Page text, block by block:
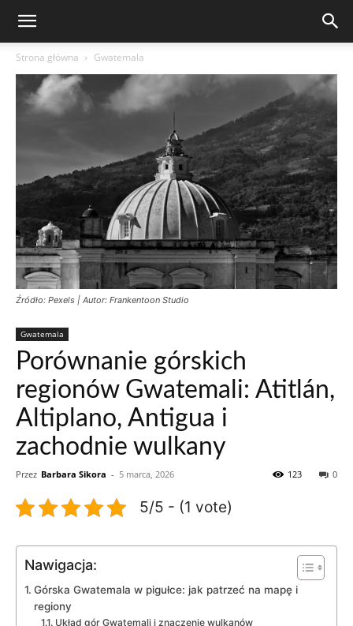
Strona główna Gwatemala
Źródło: Pexels | Autor: Frankentoon Studio
Gwatemala
Porównanie górskich
regionów Gwatemali: Atitlán,
Altiplano, Antigua i
zachodnie wulkany
Przez Barbara Sikora - 5 marca, 2026 0
123
5/5 - (1 vote)
Nawigacja:
Górska Gwatemala w pigułce: jak patrzeć na mapę i
regiony
Układ gór Gwatemali i znaczenie wulkanów